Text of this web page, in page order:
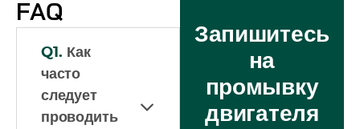
FAQ
Q1. Как
часто
следует
проводить
Запишитесь
на
промывку
двигателя